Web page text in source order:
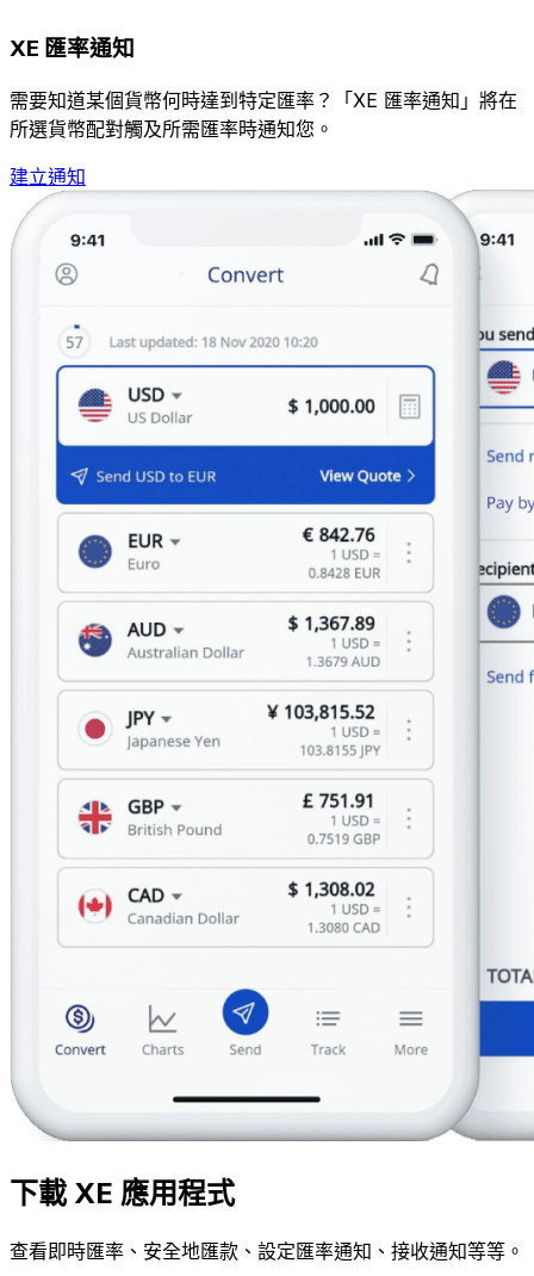
XE 匯率通知
需要知道某個貨幣何時達到特定匯率？「XE 匯率通知」將在
所選貨幣配對觸及所需匯率時通知您。
建立通知
下載 XE 應用程式
查看即時匯率、安全地匯款、設定匯率通知、接收通知等等。